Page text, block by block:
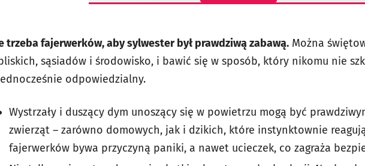
trzeba fajerwerków, aby sylwester był prawdziwą zabawą. Można
sąsiadów i środowisko, i bawić się w sposób, który nikomu nie
odpowiedzialny.
Wystrzały i duszący dym unoszący się w powietrzu mogą być
zwierząt – zarówno domowych, jak i dzikich, które instynktownie
fajerwerków bywa przyczyną paniki, a nawet ucieczek, co zagraża